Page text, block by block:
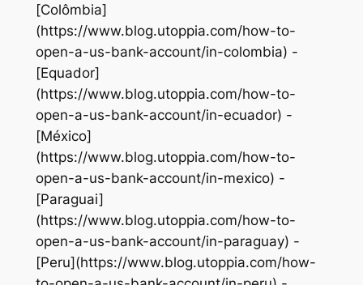
[Colômbia]
(https://www.blog.utoppia.com/how-to-
open-a-us-bank-account/in-colombia) -
[Equador]
(https://www.blog.utoppia.com/how-to-
open-a-us-bank-account/in-ecuador) -
[México]
(https://www.blog.utoppia.com/how-to-
open-a-us-bank-account/in-mexico) -
[Paraguai]
(https://www.blog.utoppia.com/how-to-
open-a-us-bank-account/in-paraguay) -
[Peru](https://www.blog.utoppia.com/how-